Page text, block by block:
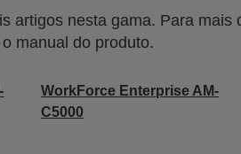
artigos nesta gama. Para mais
manual do produto.
WorkForce Enterprise​ AM-
C5000​